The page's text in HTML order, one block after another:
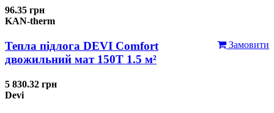
96.35 грн
KAN-therm
Замовити
Тепла підлога DEVI Comfort
двожильний мат 150T 1.5 м²
5 830.32 грн
Devi